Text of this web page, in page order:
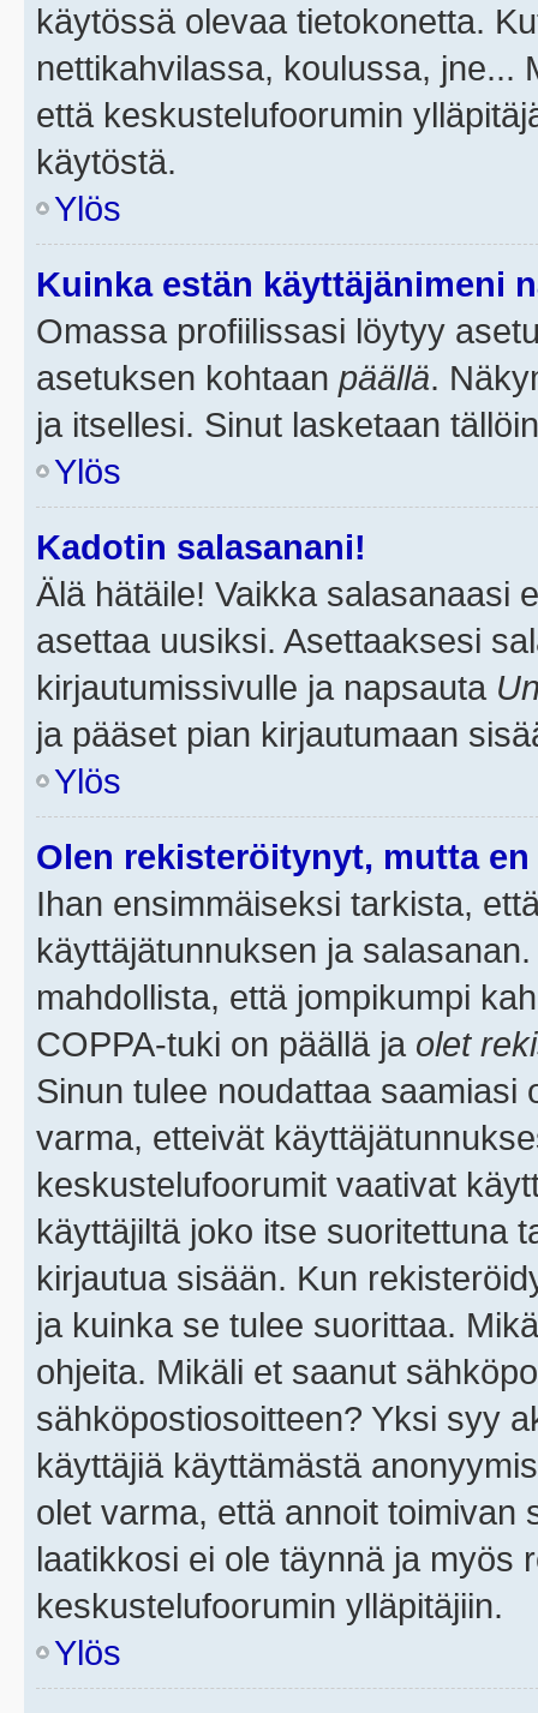
käytössä olevaa tietokonetta.
nettikahvilassa, koulussa, jne...
että keskustelufoorumin
käytöstä.
Ylös
Kuinka estän käyttäjänimeni
Omassa profiilissasi löytyy
asetuksen kohtaan päällä.
ja itsellesi. Sinut lasketaan
Ylös
Kadotin salasanani!
Älä hätäile! Vaikka salasanaasi
asettaa uusiksi. Asettaaksesi
kirjautumissivulle ja napsauta
ja pääset pian kirjautumaan
Ylös
Olen rekisteröitynyt, mutta
Ihan ensimmäiseksi tarkista,
käyttäjätunnuksen ja
mahdollista, että jompikumpi
COPPA-tuki on päällä ja olet
Sinun tulee noudattaa saamiasi
varma, etteivät
keskustelufoorumit vaativat
käyttäjiltä joko itse suoritettuna
kirjautua sisään. Kun
ja kuinka se tulee suorittaa.
ohjeita. Mikäli et saanut
sähköpostiosoitteen? Yksi syy
käyttäjiä käyttämästä
olet varma, että annoit toimivan
laatikkosi ei ole täynnä ja myös
keskustelufoorumin ylläpitäjiin.
Ylös